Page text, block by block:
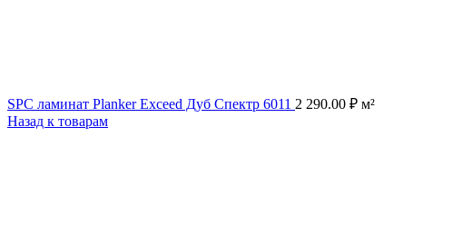
SPC ламинат Planker Exceed Дуб Спектр 6011 2 290.00 ₽ м²
Назад к товарам